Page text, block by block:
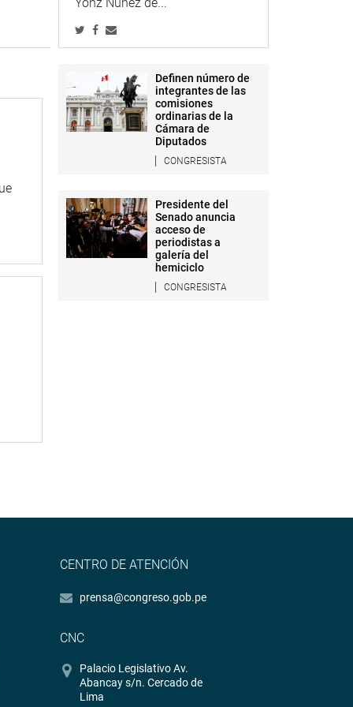
Definen número de
integrantes de las
comisiones
ordinarias de la
Cámara de
Diputados
CONGRESISTA
Presidente del
Senado anuncia
acceso de
periodistas a
galería del
hemiciclo
CONGRESISTA
CENTRO DE ATENCIÓN
prensa@congreso.gob.pe
CNC
Palacio Legislativo Av.
Abancay s/n. Cercado de
Lima